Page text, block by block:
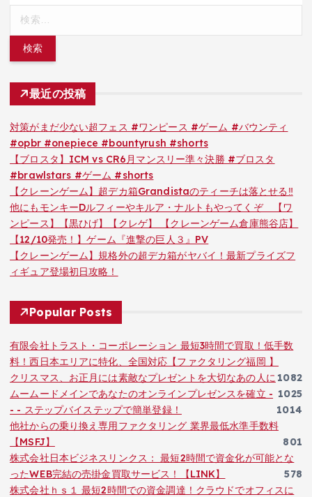
最近の投稿
対策がまだ少ない超フェス #ワンピース #ゲーム #バウンティ
#opbr #onepiece #bountyrush #shorts
【ブロスタ】ICM vs CR6月マンスリー準々決勝 #ブロスタ
#brawlstars #ゲーム #shorts
【クレーンゲーム】超デカ箱Grandistaのティーチは落とせる‼︎
他にもモンキーDルフィーやキルア・ナルトもやってくぞ 【ワ
ンピース】【黒ひげ】【クレゲ】 【クレーンゲーム倉庫熊谷店】
【12/10発売！】ゲーム『進撃の巨人３』PV
【クレーンゲーム】規格外の超デカ箱がヤバイ！最新プライズフ
ィギュア登場初日攻略！
Popular Posts
有限会社トラスト・コーポレーション 最短3時間で買取！低手数
料！西日本エリアに特化、全国対応【ファクタリング福岡 】
1082
クリスマス、お正月には素敵なプレゼントを大切なあの人に
1025
ムームードメインであなたのオンラインプレゼンスを確立 -
- - ステップバイステップで簡単登録！
1014
他社からの乗り換え専用ファクタリング 業界最低水準手数料
【MSFJ】
801
株式会社日本ビジネスリンクス： 最短2時間で資金化が可能とな
ったWEB完結の売掛金買取サービス！【LINK】
578
株式会社ｈｓ１ 最短2時間での資金調達！クラウドでオフィスに